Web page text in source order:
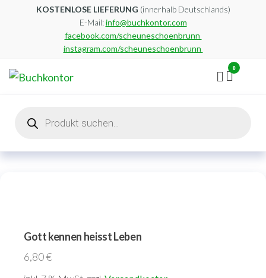
KOSTENLOSE LIEFERUNG (innerhalb Deutschlands)
E-Mail:info@buchkontor.com
facebook.com/scheuneschoenbrunn
instagram.com/scheuneschoenbrunn
0
search
Gott kennen heisst Leben
6,80€